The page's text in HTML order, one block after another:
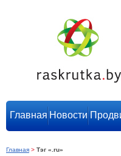
Главная Новости
Главная > Тэг «.ru»